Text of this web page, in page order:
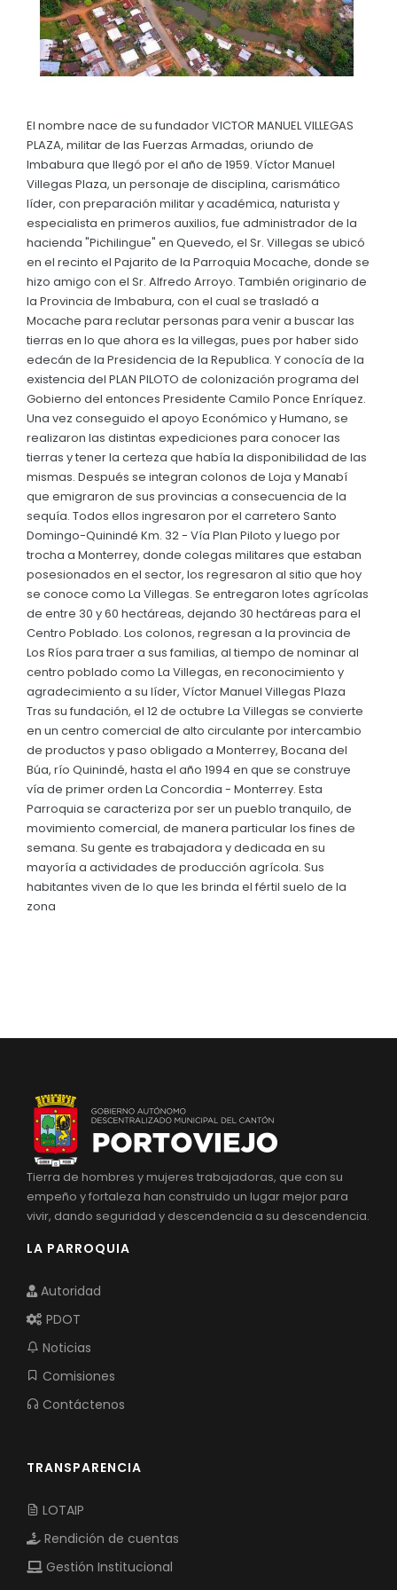
GEOGRAFÍA
Ubicación
Clima
Historia Antigua
Historia Actual
Convocatorias
GESTIÓN ADMINISTRATIVA
Plan Anual Contratación - PAC
Plan Operativo Anual - POA
Convenios Institucionales
PRESUPUESTO: EJECUCIÓN Y REPORTES
Cédulas presupuestarias y balances
Procesos de contratación
Ejecución Presupuestaria
Obras y proyectos
Asambleas del Sistema de Participacion
Consejo Parroquial de Planificacion
El nombre nace de su fundador VICTOR MANUEL VILLEGAS
PLAZA, militar de las Fuerzas Armadas, oriundo de
Imbabura que llegó por el año de 1959. Víctor Manuel
Villegas Plaza, un personaje de disciplina, carismático
líder, con preparación militar y académica, naturista y
especialista en primeros auxilios, fue administrador de la
hacienda "Pichilingue" en Quevedo, el Sr. Villegas se ubicó
en el recinto el Pajarito de la Parroquia Mocache, donde se
hizo amigo con el Sr. Alfredo Arroyo. También originario de
la Provincia de Imbabura, con el cual se trasladó a
Mocache para reclutar personas para venir a buscar las
tierras en lo que ahora es la villegas, pues por haber sido
edecán de la Presidencia de la Republica. Y conocía de la
existencia del PLAN PILOTO de colonización programa del
Gobierno del entonces Presidente Camilo Ponce Enríquez.
Una vez conseguido el apoyo Económico y Humano, se
realizaron las distintas expediciones para conocer las
tierras y tener la certeza que había la disponibilidad de las
mismas. Después se integran colonos de Loja y Manabí
que emigraron de sus provincias a consecuencia de la
sequía. Todos ellos ingresaron por el carretero Santo
Domingo-Quinindé Km. 32 - Vía Plan Piloto y luego por
trocha a Monterrey, donde colegas militares que estaban
posesionados en el sector, los regresaron al sitio que hoy
se conoce como La Villegas. Se entregaron lotes agrícolas
de entre 30 y 60 hectáreas, dejando 30 hectáreas para el
Centro Poblado. Los colonos, regresan a la provincia de
Los Ríos para traer a sus familias, al tiempo de nominar al
centro poblado como La Villegas, en reconocimiento y
agradecimiento a su líder, Víctor Manuel Villegas Plaza
Tras su fundación, el 12 de octubre La Villegas se convierte
en un centro comercial de alto circulante por intercambio
de productos y paso obligado a Monterrey, Bocana del
Búa, río Quinindé, hasta el año 1994 en que se construye
vía de primer orden La Concordia - Monterrey. Esta
Parroquia se caracteriza por ser un pueblo tranquilo, de
movimiento comercial, de manera particular los fines de
semana. Su gente es trabajadora y dedicada en su
mayoría a actividades de producción agrícola. Sus
habitantes viven de lo que les brinda el fértil suelo de la
zona
Tierra de hombres y mujeres trabajadoras, que con su
empeño y fortaleza han construido un lugar mejor para
vivir, dando seguridad y descendencia a su descendencia.
LA PARROQUIA
Autoridad
PDOT
Noticias
Comisiones
Contáctenos
TRANSPARENCIA
LOTAIP
Rendición de cuentas
Gestión Institucional